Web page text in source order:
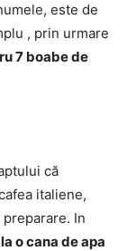
este de
, prin urmare
7 boabe de
că
italiene,
In
o cana de apa